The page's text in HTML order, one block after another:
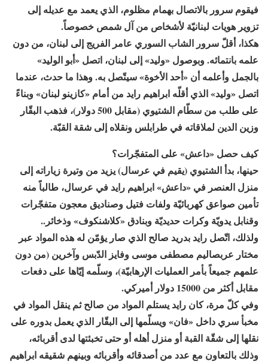
فيقوم سرور بالاتصال بهمام مظلوم، الذي يعمد مع عديله إلى
تزوير هويات لبنانيّة لأشخاص من آل شمص خصوصاً.
هكذا، أقلّ سرور الشاب السوري عامر الفريج إلى لبنان، من دون
علمه بانتمائه. وبوصول «وليد» إلى لبنان، اتصل «أبو الوليد»
بالجمل وأعلمه أن «أحد الأخوة» سيتّصل به. وهذا ما حدث، عندما
اتصل «وليد» الذي أقلّه ابراهيم رايد من أمام «كازينو لبنان» وبناءً
على طلب من سطّام الشتيوي (مقابل 500 دولار)، فذهب البقّار
وزين الدين لملاقاته في طرابلس ونقلاه إلى شقة القبّة.
كيف حصل «داعش» على المتفجّرات؟
حينها، بدأ الشتيوي (يقيم في عرسال) يزيد من وتيرة زياراته إلى
منزل العنصر في «داعش» ابراهيم رايد في عرسال، طالباً منه
تأمين صواعق كهربائيّة ولفات فتيل وصناديق معجون متفجّرات
وقنابل يدويّة وكرات حديديّة وبنادق «كلاشنكوف» وذخائر..
ولذلك، اتّصل رايد بدريد صالح الذي صار يؤمّن له هذه المواد عبر
مختار عربصاليم مصطفى موسى وفايز الدّبس وآخرين (من دون
علمهم جميعاً بأمر العمليات الإرهابيّة)، وسلّمه إيّاها على دفعات
مقابل أكثر من 15000 دولار أميركي.
وفي كلّ مرة، كان رايد يستلم المواد من صالح ثم ينقل المواد في
مخبأ سري داخل «فان» ويسلّمها إلى البقّار الذي يعمل بدوره على
نقلها إلى شقّة القبة أو منزل أهله أو حتى تخبئتها لدى أقربائه،
وذلك بالتعاون مع عدد من أصدقائه وأقربائه وبينهم شقيقه ابراهيم